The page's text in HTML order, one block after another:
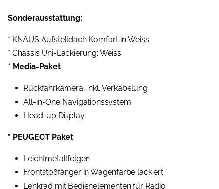
Sonderausstattung:
* KNAUS Aufstelldach Komfort in Weiss
* Chassis Uni-Lackierung: Weiss
* Media-Paket
Rückfahrkamera, inkl. Verkabelung
All-in-One Navigationssystem
Head-up Display
* PEUGEOT Paket
Leichtmetallfelgen
Frontstoßfänger in Wagenfarbe lackiert
Lenkrad mit Bedienelementen für Radio